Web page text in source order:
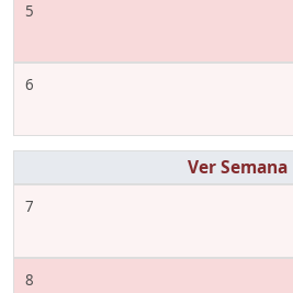
5
6
7
8